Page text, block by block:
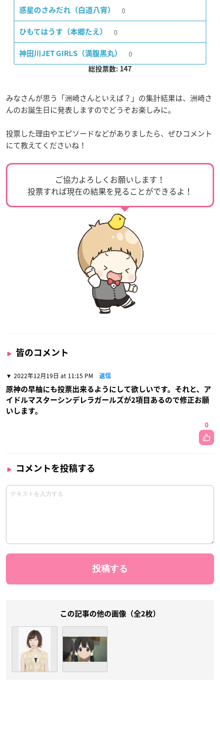
惑星のさみだれ（白道八宵） 0
ひもてはうす（本郷たえ） 0
神田川JET GIRLS（満腹黒丸） 0
総投票数: 147
みなさんが思う「洲崎さんといえば？」の集計結果は、洲崎さ
んのお誕生日に発表しますのでどうぞお楽しみに。
投票した理由やエピソードなどがありましたら、ぜひコメント
にて教えてくださいね！
ご協力よろしくお願いします！
投票すれば現在の結果を見ることができるよ！
皆のコメント
2022年12月19日 at 11:15 PM 返信
原神の早柚にも投票出来るようにして欲しいです。それと、ア
イドルマスターシンデレラガールズが2項目あるので修正お願
いします。
0
コメントを投稿する
この記事の他の画像（全2枚）